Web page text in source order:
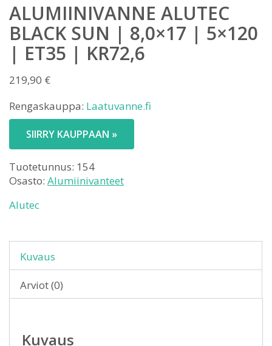
ALUMIINIVANNE ALUTEC
BLACK SUN | 8,0×17 | 5×120
| ET35 | KR72,6
219,90 €
Rengaskauppa: Laatuvanne.fi
SIIRRY KAUPPAAN »
Tuotetunnus: 154
Osasto: Alumiinivanteet
Alutec
Kuvaus
Arviot (0)
Kuvaus